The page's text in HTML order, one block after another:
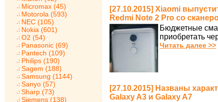
Micromax (45)
Motorola (593)
NEC (105)
Nokia (601)
O2 (54)
Panasonic (69)
Pantech (109)
Philips (190)
Sagem (188)
Samsung (1144)
Sanyo (57)
Sharp (73)
Siemens (138)
[27.10.2015] Xiaomi
Redmi Note 2 Pro со
Бюджетные
приобретать
Читать далее >>
[27.10.2015] Названы
Galaxy A3 и Galaxy A7